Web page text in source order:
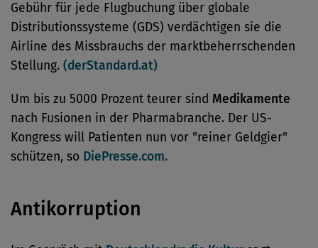
Gebühr für jede Flugbuchung über globale
Distributionssysteme (GDS) verdächtigen sie die
Airline des Missbrauchs der marktbeherrschenden
Stellung. (derStandard.at)
Um bis zu 5000 Prozent teurer sind Medikamente
nach Fusionen in der Pharmabranche. Der US-
Kongress will Patienten nun vor "reiner Geldgier"
schützen, so DiePresse.com.
Antikorruption